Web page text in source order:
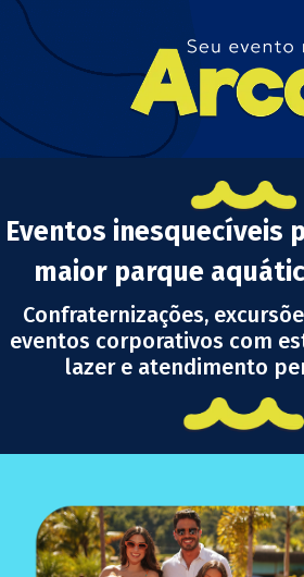
Eventos inesquecíveis
maior parque
Confraternizações,
eventos corporativos com
lazer e atendimento